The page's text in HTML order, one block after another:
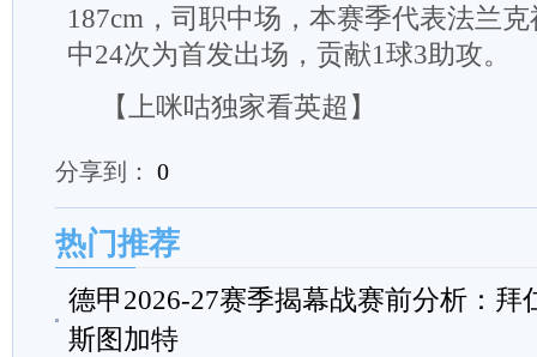
187cm，司职中场，本赛季代表法兰
中24次为首发出场，贡献1球3助攻。
【上咪咕独家看英超】
分享到： 0
热门推荐
德甲2026-27赛季揭幕战赛前分析：拜
斯图加特